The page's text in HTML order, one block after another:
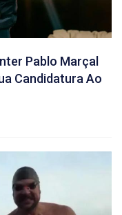
Pablo Marçal
Candidatura Ao